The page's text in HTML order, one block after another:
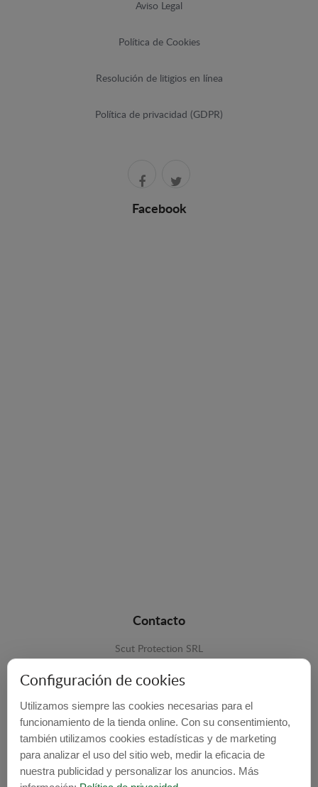
Aviso Legal
Política de Cookies
Resolución de litigios en línea
Política de privacidad (GDPR)
Facebook
Contacto
Scut Protection SRL
Harghita, Romania
E-mail: info@cubrecarter.com
Configuración de cookies
Utilizamos siempre las cookies necesarias para el
funcionamiento de la tienda online. Con su consentimiento,
también utilizamos cookies estadísticas y de marketing
para analizar el uso del sitio web, medir la eficacia de
nuestra publicidad y personalizar los anuncios. Más